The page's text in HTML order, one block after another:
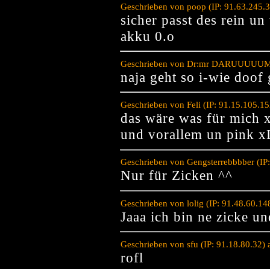
Geschrieben von poop (IP:
sicher passt des rein
akku 0.o
Geschrieben von Dr:mr
naja geht so i-wie
Geschrieben von Feli (IP:
das wäre was für mich
und vorallem un pink
Geschrieben von Gengsterrebbbber
Nur für Zicken ^^
Geschrieben von lolig (IP:
Jaaa ich bin ne zicke
Geschrieben von sfu (IP: 91.18.80.32)
rofl